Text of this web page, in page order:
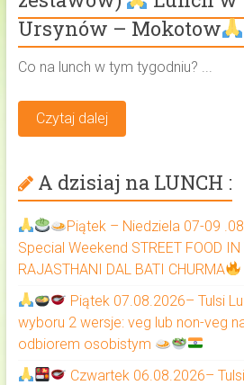
Ursynów – Mokotow
Co na lunch w tym tygodniu? ...
Czytaj dalej
A dzisiaj na LUNCH :
Piątek – Niedziela 07-09
Special Weekend STREET FOOD IN
RAJASTHANI DAL BATI CHURMA
Piątek 07.08.2026– Tulsi
wyboru 2 wersje: veg lub non-veg
odbiorem osobistym
Czwartek 06.08.2026–